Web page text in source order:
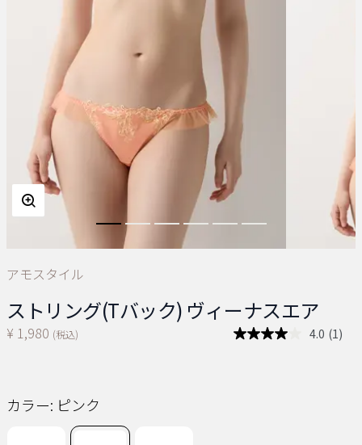
アモスタイル
ストリング(Tバック) ヴィーナスエア
¥ 1,980 (税込) 4.0 レ
(1)
カラー: ピンク